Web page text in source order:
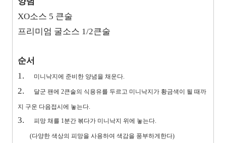
XO소스 5 큰술
프리미엄 굴소스 1/2큰술
순서
1.
미니낙지에 준비한 양념을 채운다.
2. 달군 팬에 2큰술의 식용유를 두르고 미니낙지가 황금색이 될 때까
지 구운 다음접시에 놓는다.
3. 피망 채를 1분간 볶다가 미니낙지 위에 놓는다.
(다양한 색상의 피망을 사용하여 색감을 풍부하게한다)